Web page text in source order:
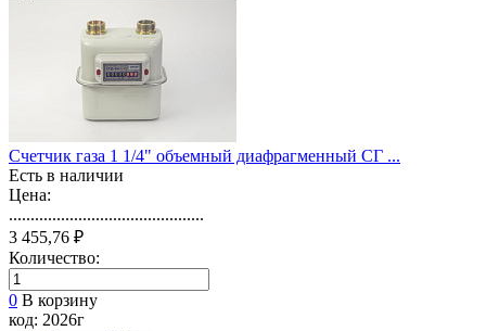
Счетчик газа 1 1/4" объемный диафрагменный СГ ...
Есть в наличии
Цена:
.............................................
3 455,76 ₽
Количество:
0 В корзину
код: 2026г